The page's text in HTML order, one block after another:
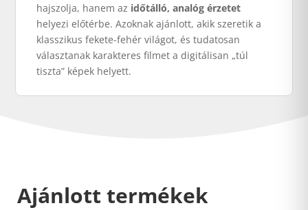
hajszolja, hanem az időtálló, analóg érzetet
helyezi előtérbe. Azoknak ajánlott, akik szeretik a
klasszikus fekete-fehér világot, és tudatosan
választanak karakteres filmet a digitálisan „túl
tiszta” képek helyett.
Ajánlott termékek